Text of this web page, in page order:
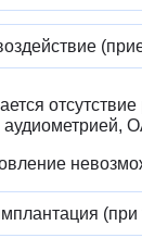
аудиометрией,
(при